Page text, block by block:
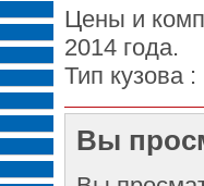
Цены и
2014 года.
Тип кузова :
Вы